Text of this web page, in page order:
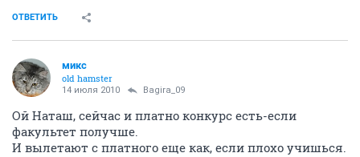
ОТВЕТИТЬ
микс
old hamster
14 июля 2010 Bagira_09
Ой Наташ, сейчас и платно конкурс есть-если
факультет получше.
И вылетают с платного еще как, если плохо учишься.